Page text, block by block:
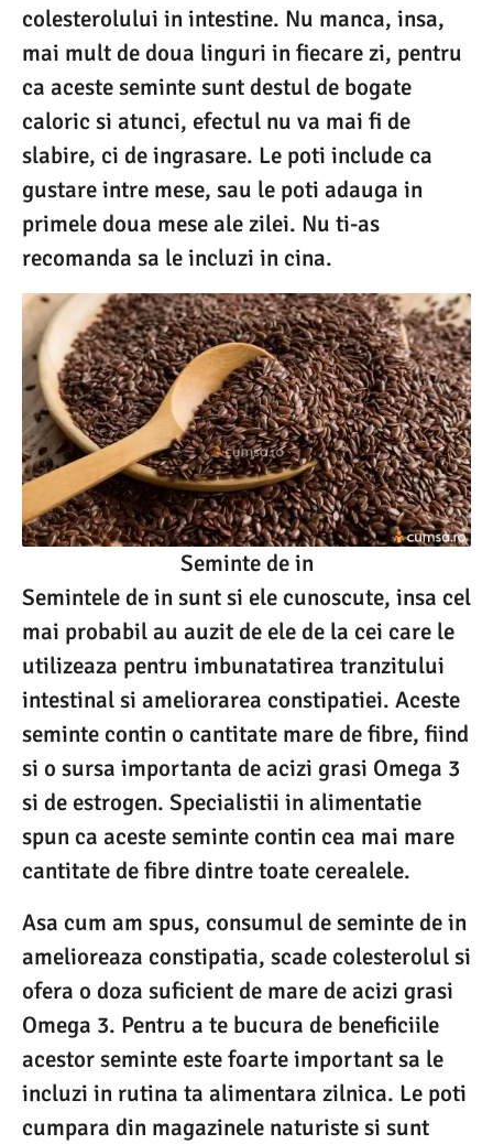
colesterolului in intestine. Nu manca, insa,
mai mult de doua linguri in fiecare zi, pentru
ca aceste seminte sunt destul de bogate
caloric si atunci, efectul nu va mai fi de
slabire, ci de ingrasare. Le poti include ca
gustare intre mese, sau le poti adauga in
primele doua mese ale zilei. Nu ti-as
recomanda sa le incluzi in cina.
Seminte de in
Semintele de in sunt si ele cunoscute, insa cel
mai probabil au auzit de ele de la cei care le
utilizeaza pentru imbunatatirea tranzitului
intestinal si ameliorarea constipatiei. Aceste
seminte contin o cantitate mare de fibre, fiind
si o sursa importanta de acizi grasi Omega 3
si de estrogen. Specialistii in alimentatie
spun ca aceste seminte contin cea mai mare
cantitate de fibre dintre toate cerealele.
Asa cum am spus, consumul de seminte de in
amelioreaza constipatia, scade colesterolul si
ofera o doza suficient de mare de acizi grasi
Omega 3. Pentru a te bucura de beneficiile
acestor seminte este foarte important sa le
incluzi in rutina ta alimentara zilnica. Le poti
cumpara din magazinele naturiste si sunt